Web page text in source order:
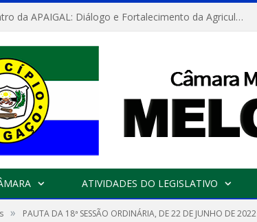
Convite: Encontro da APAIGAL: Diálogo e Fortalecimento da Agricultura Familiar
ATIVIDADES DO LEGISLATIVO
» PAUTA DA 18ª SESSÃO ORDINÁRIA, DE 22 DE JUNHO DE 2022